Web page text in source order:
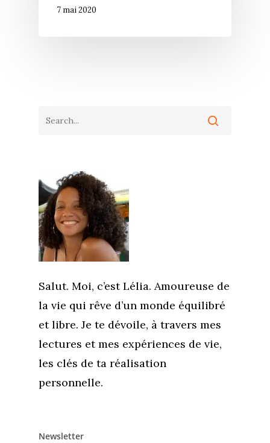
7 mai 2020
Salut. Moi, c’est Lélia. Amoureuse de
la vie qui rêve d’un monde équilibré
et libre. Je te dévoile, à travers mes
lectures et mes expériences de vie,
les clés de ta réalisation
personnelle.
Newsletter